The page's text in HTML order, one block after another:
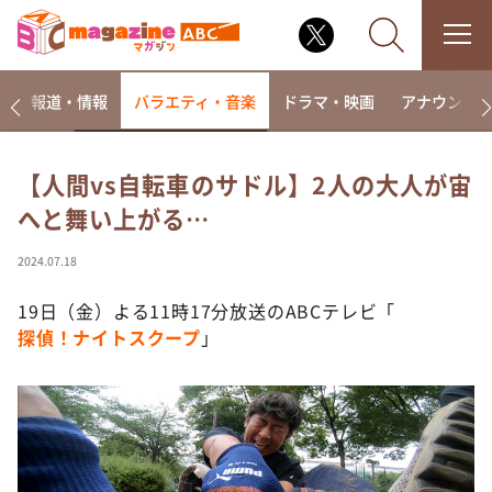
なるみ・岡村の過ぎるTV
相席食堂
～人生密着トークバラエティ！～ やすとものいたっ
て真剣です
news おかえり
河合＆A.B.C-Z塚田×福井アナ「なんでやねん！？」
（news おかえり）
報道・情報 バラエティ・音楽 ドラマ・映画 アナウンサー
【人間vs自転車のサドル】2人の大人が宙
へと舞い上がる…
2024.07.18
19日（金）よる11時17分放送のABCテレビ「
探偵！ナイトスクープ 」